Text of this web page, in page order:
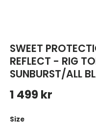
SWEET
REFLECT - RIG
SUNBURST/ALL
Ordinarie pris
1 499 kr
Size